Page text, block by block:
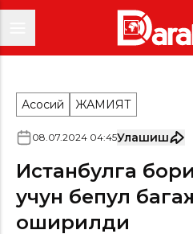
Асосий ЖАМИЯТ
08.07.2024 04:45Улашиш
Истанбулга
учун бепул
оширилди